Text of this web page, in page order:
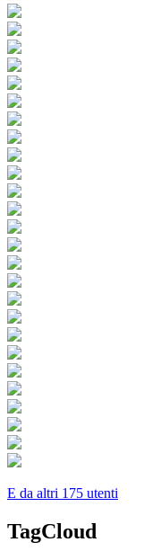
E da altri 175 utenti
TagCloud